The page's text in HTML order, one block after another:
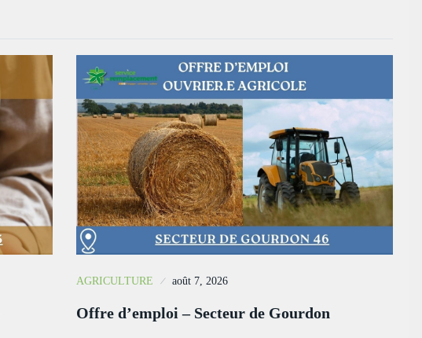
AGRICULTURE août 7, 2026
Offre d’emploi – Secteur de Gourdon